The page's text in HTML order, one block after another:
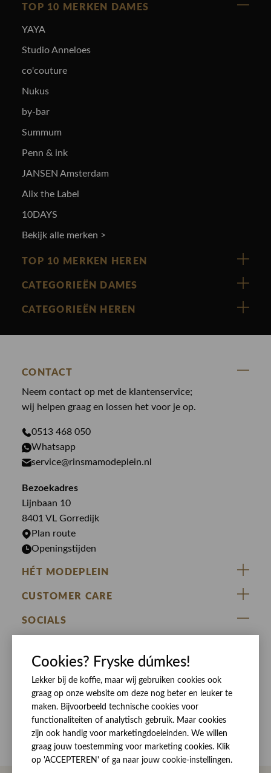
TOP 10 MERKEN DAMES
YAYA
Studio Anneloes
co'couture
Nukus
by-bar
Summum
Penn & ink
JANSEN Amsterdam
Alix the Label
10DAYS
Bekijk alle merken >
TOP 10 MERKEN HEREN
Vanguard
Cast Iron
Law of the sea
Paul en Shark
Genti
PME Legend
Butcher of Blue
Bekijk alle merken >
CATEGORIEËN DAMES
Nieuw binnen
Blouses
Broeken
Gilets
Jassen
Jeans
Jurken
Rokken
CATEGORIEËN HEREN
Broeken
Colberts
Giftcards
Jassen
Overhemden
T-shirts
CONTACT
Neem contact op met de klantenservice;
wij helpen graag en lossen het voor je op.
0513 468 050
Whatsapp
service@rinsmamodeplein.nl
Bezoekadres
Lijnbaan 10
8401 VL Gorredijk
Plan route
Openingstijden
HÉT MODEPLEIN
ZIJ VAN RINSMA
DE HEEREN VAN RINSMA
RINSMA.CONCEPTS
Eten en drinken
Openingstijden
Werken bij RINSMA
CUSTOMER CARE
Veelgestelde vragen
Betaalmethoden
Bezorgen
Contact
Reviews
SOCIALS
Cookies? Fryske dúmkes!
Lekker bij de koffie, maar wij gebruiken cookies ook
graag op onze website om deze nog beter en leuker te
maken. Bijvoorbeeld technische cookies voor
functionaliteiten of analytisch gebruik. Maar cookies
zijn ook handig voor marketingdoeleinden. We willen
graag jouw toestemming voor marketing cookies. Klik
op 'ACCEPTEREN' of ga naar jouw cookie-instellingen.